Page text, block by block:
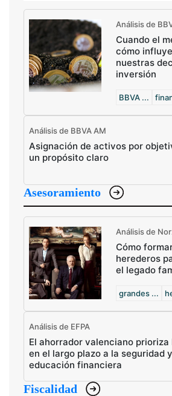
Análisis de
Cuando el
cómo
nuestras
inversión
BBVA ...
Análisis de BBVA AM
Asignación de activos por
un propósito claro
Asesoramiento
Análisis de
Cómo
herederos
el legado
grandes ...
Análisis de EFPA
El ahorrador valenciano
en el largo plazo a la seguridad
educación financiera
Fiscalidad